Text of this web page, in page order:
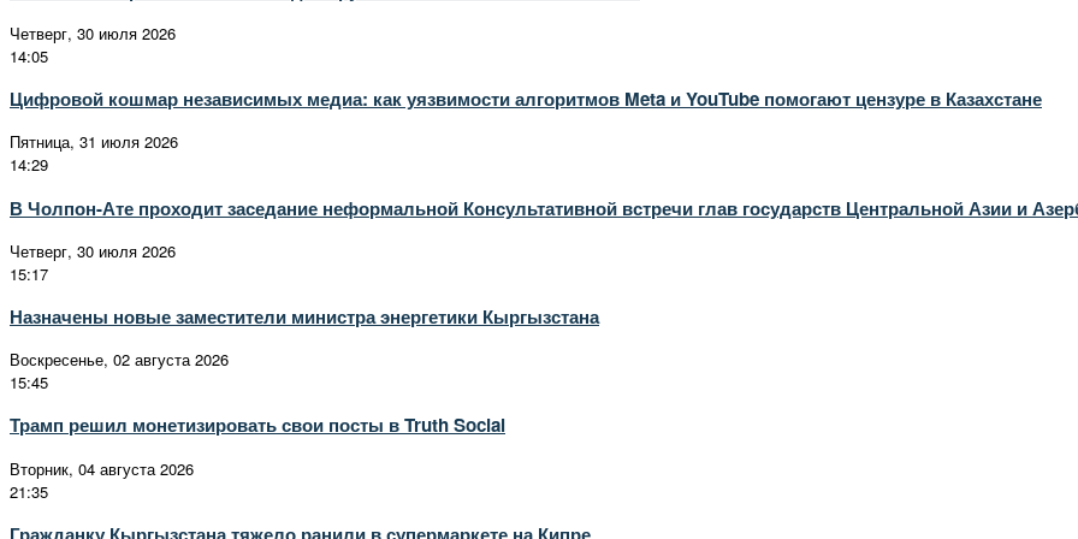
Четверг, 30 июля 2026
14:05
Цифровой кошмар независимых медиа: как уязвимости алгоритмов Meta и YouTube помогают цензуре в Казахстане
Пятница, 31 июля 2026
14:29
В Чолпон-Ате проходит заседание неформальной Консультативной встречи глав государств Центральной Азии и
Четверг, 30 июля 2026
15:17
Назначены новые заместители министра энергетики Кыргызстана
Воскресенье, 02 августа 2026
15:45
Трамп решил монетизировать свои посты в Truth Social
Вторник, 04 августа 2026
21:35